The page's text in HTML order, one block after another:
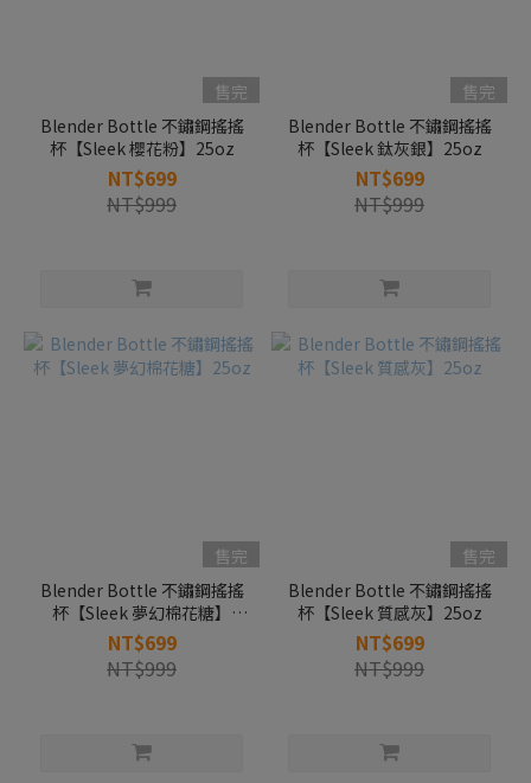
售完
Blender Bottle 不鏽鋼搖搖
杯【Sleek 櫻花粉】25oz
NT$699
NT$999
售完
Blender Bottle 不鏽鋼搖搖
杯【Sleek 鈦灰銀】25oz
NT$699
NT$999
售完
Blender Bottle 不鏽鋼搖搖
杯【Sleek 夢幻棉花糖】
25oz
NT$699
NT$999
售完
Blender Bottle 不鏽鋼搖搖
杯【Sleek 質感灰】25oz
NT$699
NT$999